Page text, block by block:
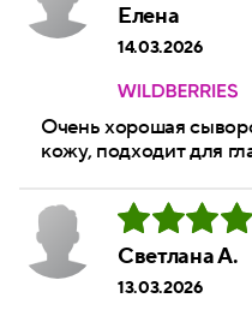
Елена
14.03.2026
Очень хорошая
кожу, подходит для
Светлана А.
13.03.2026